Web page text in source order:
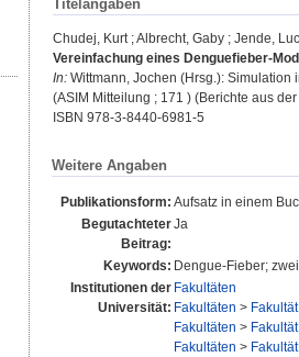
Titelangaben
Chudej, Kurt;Albrecht, Gaby ; Jende,
Vereinfachung eines Denguefieber-
In: Wittmann, Jochen (Hrsg.): Simulation
(ASIM Mitteilung ; 171 ) (Berichte aus
ISBN 978-3-8440-6981-5
Weitere Angaben
Publikationsform: Aufsatz in einem
Begutachteter
Beitrag:
Ja
Keywords: Dengue-Fieber;
Institutionen der
Universität:
Fakultäten
Fakultäten >
Fakultäten >
Fakultäten >